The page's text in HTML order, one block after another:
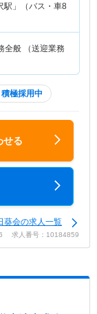
駅」（バス・車8
全般 （送迎業務
積極採用中
せる
葵会の求人一覧
求人番号：10184859